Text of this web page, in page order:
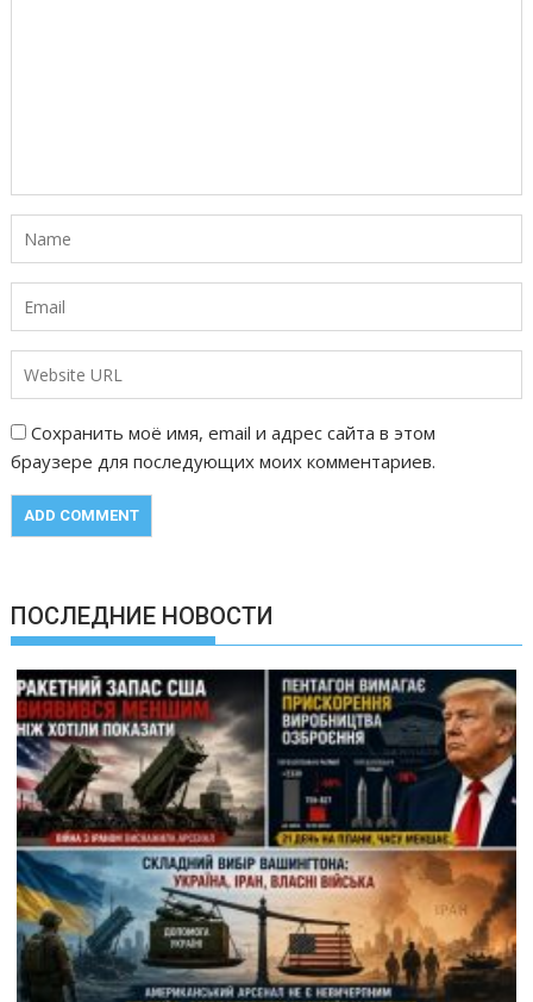
Сохранить моё имя, email и адрес сайта в этом
браузере для последующих моих комментариев.
ПОСЛЕДНИЕ НОВОСТИ